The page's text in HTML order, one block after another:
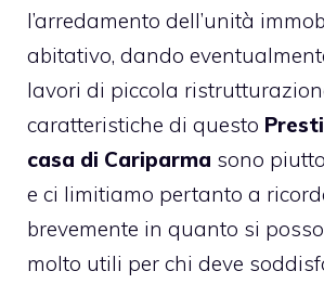
l’arredamento dell’unità
abitativo, dando
lavori di piccola
caratteristiche di questo
casa di Cariparma sono
e ci limitiamo pertanto a
brevemente in quanto si
molto utili per chi deve